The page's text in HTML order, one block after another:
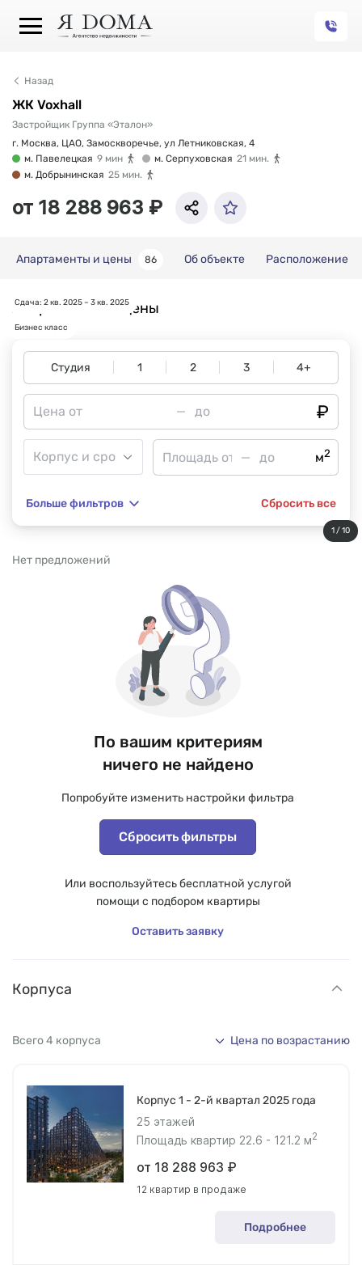
Назад
ЖК Voxhall
Застройщик Группа «Эталон»
г. Москва, ЦАО, Замоскворечье, ул Летниковская, 4
м. Павелецкая 9 мин м. Серпуховская 21 мин.
м. Добрынинская 25 мин.
от 18 288 963 ₽
Апартаменты и цены 86 Об объекте Расположение
Сдача: 2 кв. 2025 – 3 кв. 2025
Бизнес класс
1 / 10
Апартаменты и цены
Студия 1 2 3 4+
м2
Больше фильтров Сбросить все
Нет предложений
По вашим критериям
ничего не найдено
Попробуйте изменить настройки фильтра
Сбросить фильтры
Или воспользуйтесь бесплатной услугой
помощи с подбором квартиры
Оставить заявку
Корпуса
Всего 4 корпуса Цена по возрастанию
Корпус 1 - 2-й квартал 2025 года
25 этажей
Площадь квартир 22.6 - 121.2 м2
от 18 288 963 ₽
12 квартир в продаже
Подробнее